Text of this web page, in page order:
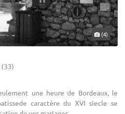
(4)
(33)
une heure de Bordeaux, le
caractère du XVI siecle se